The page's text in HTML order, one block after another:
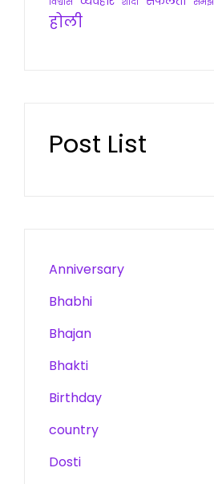
होली
Post List
Anniversary
Bhabhi
Bhajan
Bhakti
Birthday
country
Dosti